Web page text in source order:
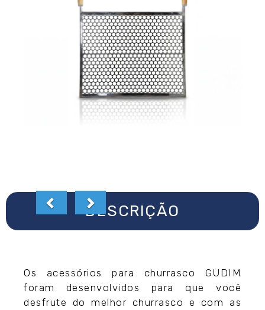
DESCRIÇÃO
Os acessórios para churrasco GUDIM
foram desenvolvidos para que você
desfrute do melhor churrasco e com as